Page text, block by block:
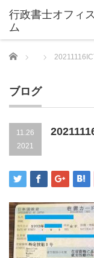
Home
ブログ
11.26
2021